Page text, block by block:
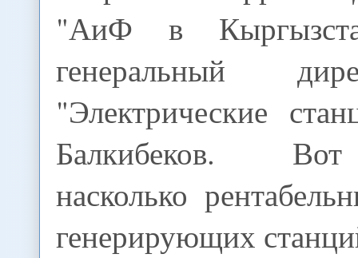
"АиФ в
генеральный
"Электрические
Балкибеков.
насколько
генерирующих